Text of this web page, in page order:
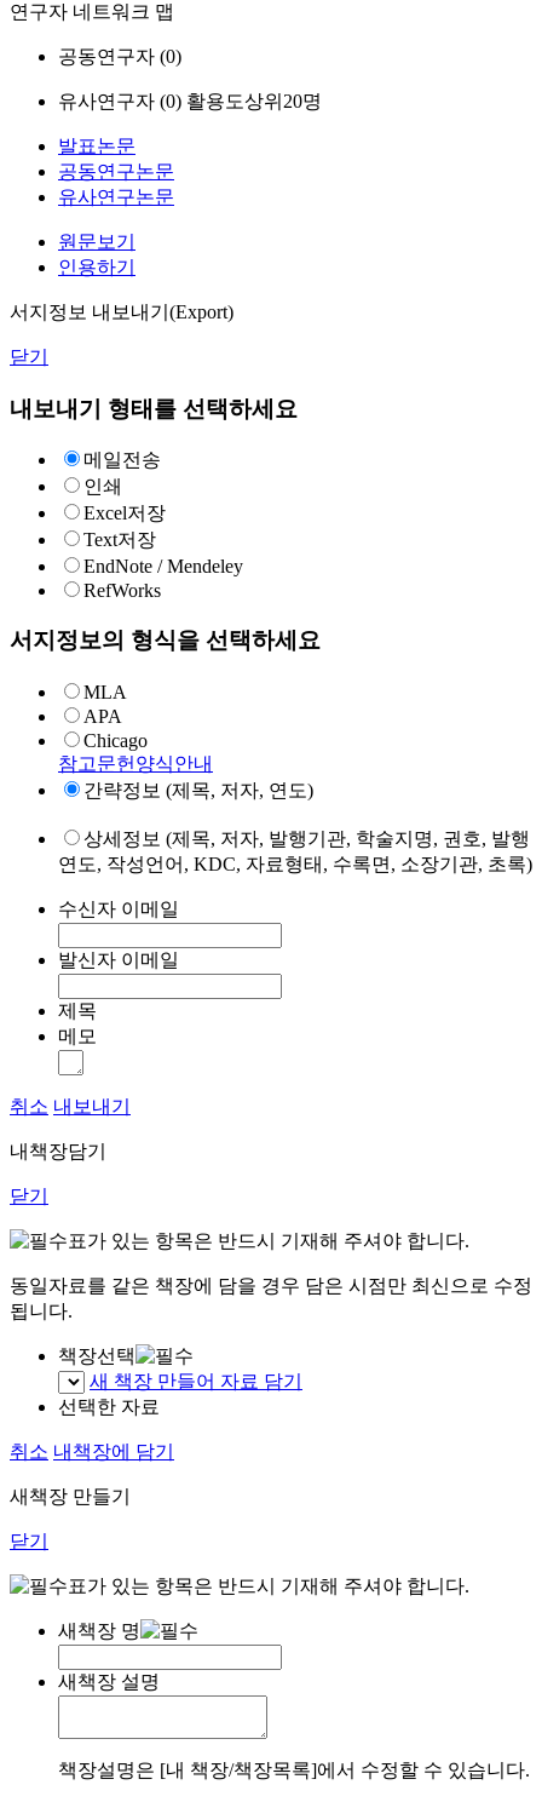
연구자 네트워크 맵
공동연구자 (0)
유사연구자 (0) 활용도상위20명
발표논문
공동연구논문
유사연구논문
원문보기
인용하기
서지정보 내보내기(Export)
닫기
내보내기 형태를 선택하세요
메일전송
인쇄
Excel저장
Text저장
EndNote / Mendeley
RefWorks
서지정보의 형식을 선택하세요
MLA
APA
Chicago
참고문헌양식안내
간략정보 (제목, 저자, 연도)
상세정보 (제목, 저자, 발행기관, 학술지명, 권호, 발행
연도, 작성언어, KDC, 자료형태, 수록면, 소장기관, 초록)
수신자 이메일
발신자 이메일
제목
메모
취소 내보내기
내책장담기
닫기
표가 있는 항목은 반드시 기재해 주셔야 합니다.
동일자료를 같은 책장에 담을 경우 담은 시점만 최신으로 수정
됩니다.
책장선택
새 책장 만들어 자료 담기
선택한 자료
취소 내책장에 담기
새책장 만들기
닫기
표가 있는 항목은 반드시 기재해 주셔야 합니다.
새책장 명
새책장 설명
책장설명은 [내 책장/책장목록]에서 수정할 수 있습니다.